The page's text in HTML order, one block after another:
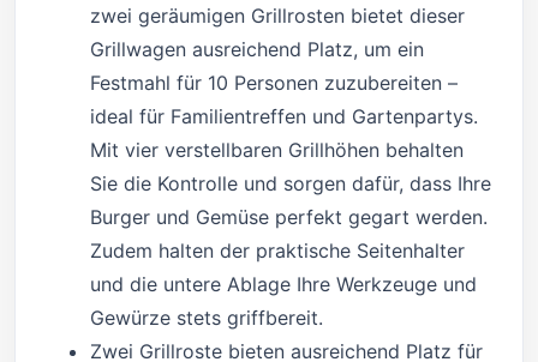
zwei geräumigen Grillrosten bietet dieser
Grillwagen ausreichend Platz, um ein
Festmahl für 10 Personen zuzubereiten –
ideal für Familientreffen und Gartenpartys.
Mit vier verstellbaren Grillhöhen behalten
Sie die Kontrolle und sorgen dafür, dass Ihre
Burger und Gemüse perfekt gegart werden.
Zudem halten der praktische Seitenhalter
und die untere Ablage Ihre Werkzeuge und
Gewürze stets griffbereit.
Zwei Grillroste bieten ausreichend Platz für